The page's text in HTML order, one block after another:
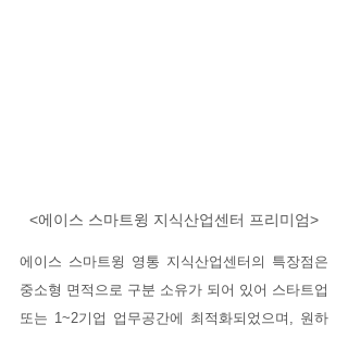
<에이스 스마트윙 지식산업센터 프리미엄>
에이스 스마트윙 영통 지식산업센터의 특장점은
중소형 면적으로 구분 소유가 되어 있어 스타트업
또는 1~2기업 업무공간에 최적화되었으며, 원하